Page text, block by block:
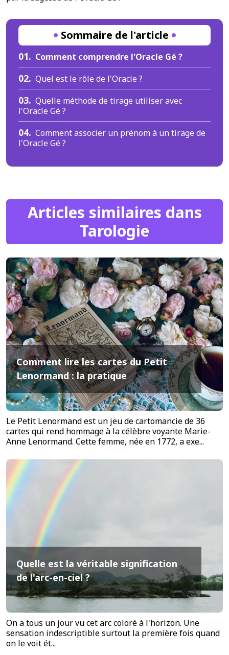
Sommaire de l'article
01. Comment comprendre l'Oracle Gé ?
02. Quel est le rôle de l'Oracle ?
03. Quelle méthode de tirage utiliser avec
l'Oracle Gé ?
04. Comment associer un prénom à un tirage de
l'Oracle Gé ?
Articles similaires dans
Tarologie
Comment lire les cartes du Petit
Lenormand : la pratique
Le Petit Lenormand est un jeu de cartomancie de 36
cartes qui rend hommage à la célèbre voyante Marie-
Anne Lenormand. Cette femme, née en 1772, a exe...
Quelle est la véritable signification
de l'arc-en-ciel ?
On a tous un jour vu cet arc coloré à l'horizon. Une
sensation indescriptible surtout la première fois quand
on le voit ét...